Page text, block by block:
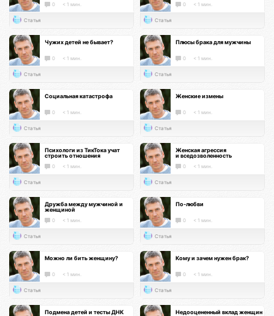
0 < 1 мин.
Статья
0 < 1 мин.
Статья
Чужих детей не бывает?
0 < 1 мин.
Статья
Плюсы брака для мужчины
0 < 1 мин.
Статья
Социальная катастрофа
0 < 1 мин.
Статья
Женские измены
0 < 1 мин.
Статья
Психологи из ТикТока учат
строить отношения
0 < 1 мин.
Статья
Женская агрессия
и вседозволенность
0 < 1 мин.
Статья
Дружба между мужчиной и
женщиной
0 < 1 мин.
Статья
По-любви
0 < 1 мин.
Статья
Можно ли бить женщину?
0 < 1 мин.
Статья
Кому и зачем нужен брак?
0 < 1 мин.
Статья
Подмена детей и тесты ДНК Недооцененный вклад женщин